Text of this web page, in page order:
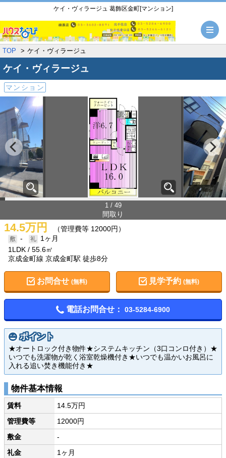
ケイ・ヴィラージュ 葛飾区金町[マンション]
TOP ケイ・ヴィラージュ
ケイ・ヴィラージュ
マンション
1 / 49
間取り
14.5万円 （管理費等 12000円）
-
1ヶ月
1LDK
55.6㎡
京成金町線 京成金町駅 徒歩8分
お問合せ (無料) 見学予約(無料)
電話お問合せ： 03-5284-6900
ポイント
★オートロック付き物件★システムキッチン（3口コンロ付き）★
いつでも洗濯物が乾く浴室乾燥機付き★いつでも温かいお風呂に
入れる追い焚き機能付き★
物件基本情報
賃料
14.5万円
管理費等
12000円
敷金
-
礼金
1ヶ月